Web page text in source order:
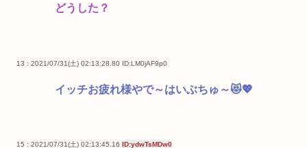
どうした？
13 : 2021/07/31(土) 02:13:28.80 ID:LM0jAF9p0
イッチお疲れ様やで～はいぶちゅ～😻💖
15 : 2021/07/31(土) 02:13:45.16 ID:ydwTsMDw0